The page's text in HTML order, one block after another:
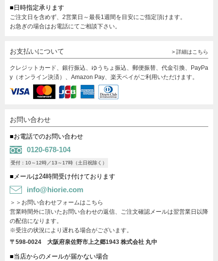
■日時指定承ります
ご注文日を含めず、2営業日～最長1週間を目安にご指定頂けます。
お急ぎの場合はお電話にてご相談下さい。
お支払いについて > 詳細はこちら
クレジットカード、銀行振込、ゆうちょ振込、郵便振替、代金引換、PayPa
y（オンライン決済）、Amazon Pay、楽天ペイがご利用いただけます。
お問い合わせ
■お電話でのお問い合わせ
0120-678-104
受付：10～12時／13～17時（土日祝除く）
■メールは24時間受け付けております
info@hiorie.com
＞＞お問い合わせフォームはこちら
営業時間外に頂いたお問い合わせの返信、ご注文確認メールは翌営業日以降
の配信になります。
※受注の状況により遅れる場合がございます。
〒598-0024 大阪府泉佐野市上之郷1943 株式会社 丸中
■当店からのメールが届かない場合